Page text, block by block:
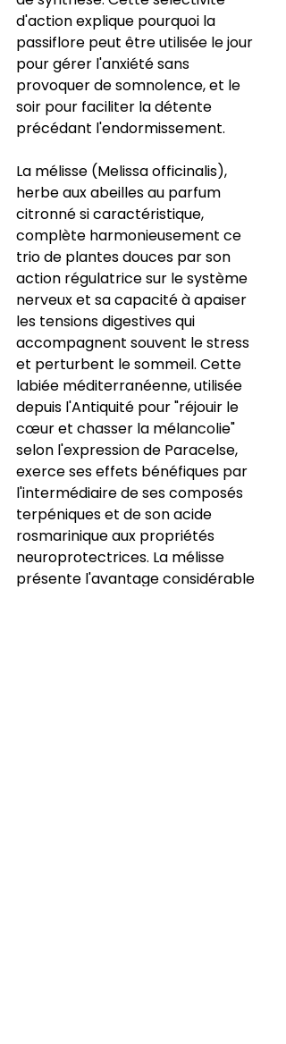
d'action explique pourquoi la
passiflore peut être utilisée le jour
pour gérer l'anxiété sans
provoquer de somnolence, et le
soir pour faciliter la détente
précédant l'endormissement.
La mélisse (Melissa officinalis),
herbe aux abeilles au parfum
citronné si caractéristique,
complète harmonieusement ce
trio de plantes douces par son
action régulatrice sur le système
nerveux et sa capacité à apaiser
les tensions digestives qui
accompagnent souvent le stress
et perturbent le sommeil. Cette
labiée méditerranéenne, utilisée
depuis l'Antiquité pour "réjouir le
cœur et chasser la mélancolie"
selon l'expression de Paracelse,
exerce ses effets bénéfiques par
l'intermédiaire de ses composés
terpéniques et de son acide
rosmarinique aux propriétés
neuroprotectrices. La mélisse
présente l'avantage considérable